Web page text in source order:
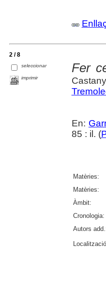
2 / 8
seleccionar
imprimir
Fer
En:
85 : il. (
Matèries:
Matèries:
Àmbit:
Cronologia:
Autors